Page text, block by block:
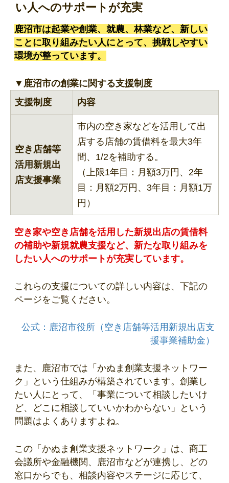
い人へのサポートが充実
鹿沼市は起業や創業、就農、林業など、新しい
ことに取り組みたい人にとって、挑戦しやすい
環境が整っています。
▼鹿沼市の創業に関する支援制度
支援制度
内容
空き店舗等
活用新規出
店支援事業
市内の空き家などを活用して出
店する店舗の賃借料を最大3年
間、1/2を補助する。
（上限1年目：月額3万円、2年
目：月額2万円、3年目：月額1万
円）
空き家や空き店舗を活用した新規出店の賃借料
の補助や新規就農支援など、新たな取り組みを
したい人へのサポートが充実しています。
これらの支援についての詳しい内容は、下記の
ページをご覧ください。
公式：鹿沼市役所（空き店舗等活用新規出店支
援事業補助金）
また、鹿沼市では「かぬま創業支援ネットワー
ク」という仕組みが構築されています。創業し
たい人にとって、「事業について相談したいけ
ど、どこに相談していいかわからない」という
問題はよくありますよね。
この「かぬま創業支援ネットワーク」は、商工
会議所や金融機関、鹿沼市などが連携し、どの
窓口からでも、相談内容やステージに応じて、